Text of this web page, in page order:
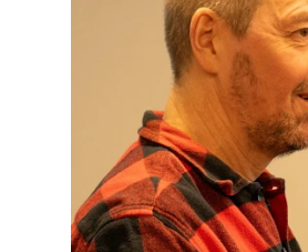
Studentutvalet SUT
Hvem gjør hva i administrasjonen?